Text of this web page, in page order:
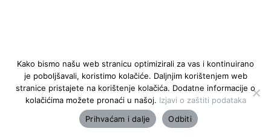
Kako bismo našu web stranicu optimizirali za vas i kontinuirano
je poboljšavali, koristimo kolačiće. Daljnjim korištenjem web
stranice pristajete na korištenje kolačića. Dodatne informacije o
kolačićima možete pronaći u našoj. Izjavi o zaštiti podataka
Prihvaćam i dalje
Odbiti